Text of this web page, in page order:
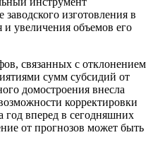
изготовления в
и увеличения объемов его
связанных с отклонением
сумм субсидий от
домостроения внесла
корректировки
год вперед в сегодняшних
от прогнозов может быть